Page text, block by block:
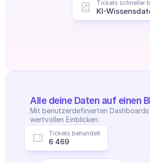
Tickets schneller
KI-
Alle deine Daten auf einen
Mit benutzerdefinierten Dashboards
wertvollen Einblicken.
Tickets behandelt
6 469